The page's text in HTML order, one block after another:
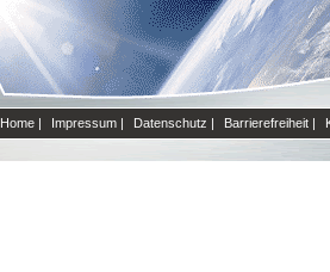
Home | Impressum | Datenschutz | Barrierefreiheit |